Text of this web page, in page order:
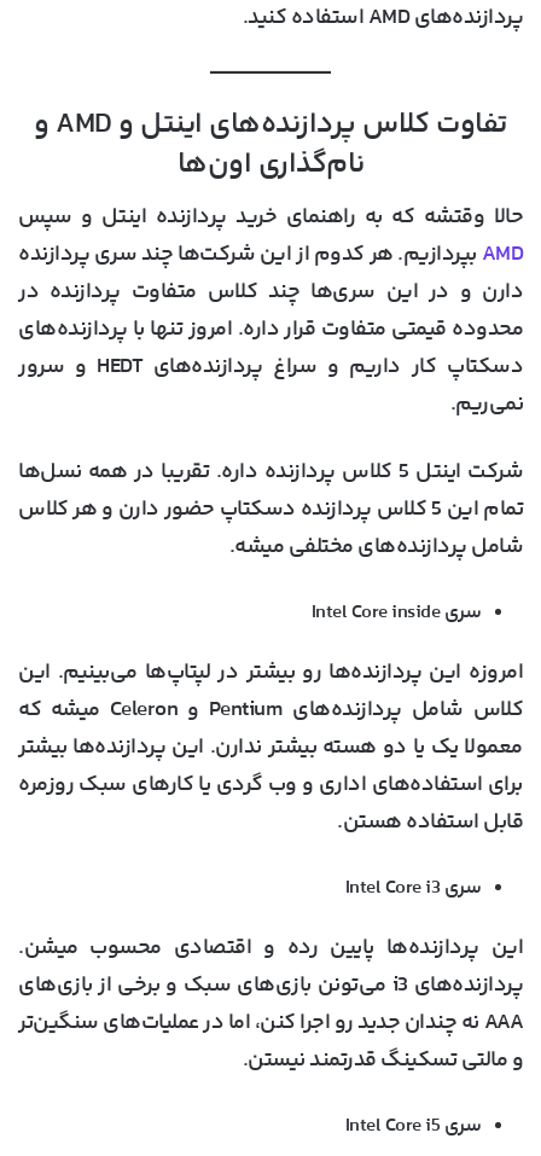
پردازنده‌های AMD استفاده کنید.
تفاوت کلاس پردازنده‌های اینتل و AMD و
نام‌گذاری اون‌ها
حالا وقتشه که به راهنمای خرید پردازنده اینتل و سپس
AMD بپردازیم. هر کدوم از این شرکت‌ها چند سری پردازنده
دارن و در این سری‌ها چند کلاس متفاوت پردازنده در
محدوده قیمتی متفاوت قرار داره. امروز تنها با پردازنده‌های
دسکتاپ کار داریم و سراغ پردازنده‌های HEDT و سرور
نمی‌ریم.
شرکت اینتل 5 کلاس پردازنده داره. تقریبا در همه نسل‌ها
تمام این 5 کلاس پردازنده دسکتاپ حضور دارن و هر کلاس
شامل پردازنده‌های مختلفی میشه.
سری Intel Core inside
امروزه این پردازنده‌ها رو بیشتر در لپتاپ‌ها می‌بینیم. این
کلاس شامل پردازنده‌های Pentium و Celeron میشه که
معمولا یک یا دو هسته بیشتر ندارن. این پردازنده‌ها بیشتر
برای استفاده‌های اداری و وب گردی یا کارهای سبک روزمره
قابل استفاده هستن.
سری Intel Core i3
این پردازنده‌ها پایین رده و اقتصادی محسوب میشن.
پردازنده‌های i3 می‌تونن بازی‌های سبک و برخی از بازی‌های
AAA نه چندان جدید رو اجرا کنن، اما در عملیات‌های سنگین‌تر
و مالتی تسکینگ قدرتمند نیستن.
سری Intel Core i5